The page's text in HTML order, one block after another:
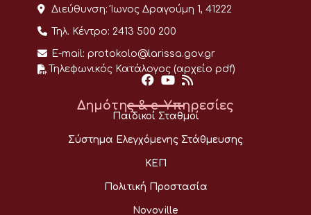
Διεύθυνση: Ίωνος Δραγούμη 1, 41222
Τηλ. Κέντρο: 2413 500 200
E-mail: protokolo@larissa.gov.gr
Τηλεφωνικός Κατάλογος (αρχείο pdf)
Δημότης & e-Υπηρεσίες
Παιδικοί Σταθμοί
Σύστημα Ελεγχόμενης Στάθμευσης
ΚΕΠ
Πολιτική Προστασία
Novoville